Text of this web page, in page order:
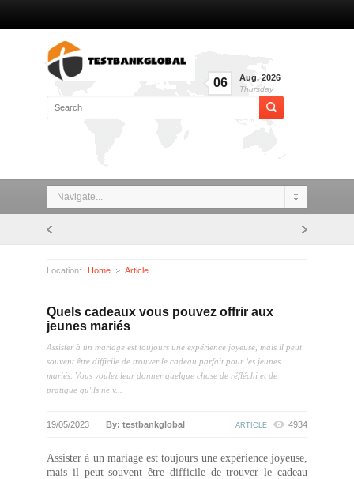
06 Aug, 2026
Thursday
Navigate...
Location: Home Article
Quels cadeaux vous pouvez offrir aux
jeunes mariés
Assister à un mariage est toujours une expérience joyeuse, mais il peut
souvent être difficile de trouver le cadeau parfait pour les jeunes
mariés. Vous voulez leur donner quelque chose de réfléchi et de
pratique qu'ils ne v...
19/05/2023 By: testbankglobal ARTICLE 4934
Assister à un mariage est toujours une expérience joyeuse,
mais il peut souvent être difficile de trouver le cadeau